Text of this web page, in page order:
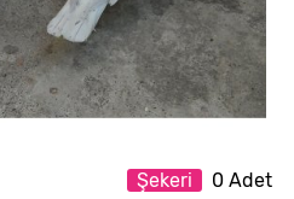
Şekeri
0 Adet